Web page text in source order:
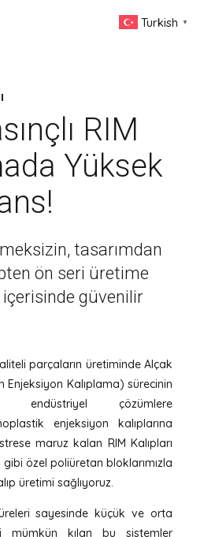
RIM
Yüksek
tasarımdan
ön seri üretime
güvenilir
parçaların üretiminde Alçak
Enjeksiyon Kalıplama) sürecinin
endüstriyel çözümlere
enjeksiyon kalıplarına
maruz kalan RIM Kalıpları
özel poliüretan bloklarımızla
üretimi sağlıyoruz.
sayesinde küçük ve orta
mümkün kılan bu sistemler
Turkish ▼